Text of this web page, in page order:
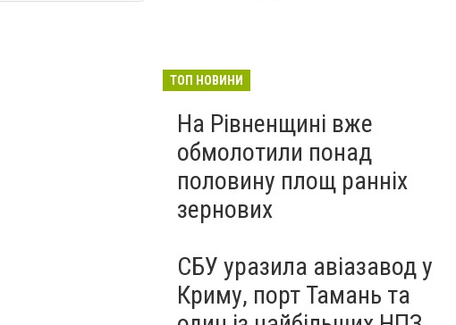
ТОП НОВИНИ
На Рівненщині вже
обмолотили понад
половину площ ранніх
зернових
СБУ уразила авіазавод у
Криму, порт Тамань та